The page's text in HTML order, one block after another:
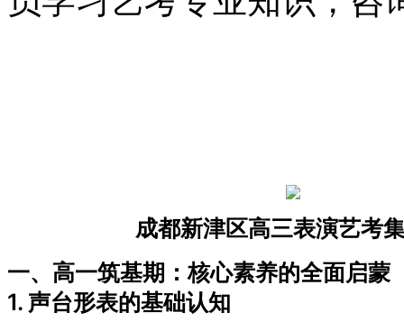
成都新津区高三表演艺考
一、高一筑基期：核心素养的全面启蒙
1. 声台形表的基础认知